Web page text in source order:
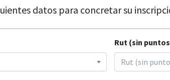
datos para concretar su
Rut (sin